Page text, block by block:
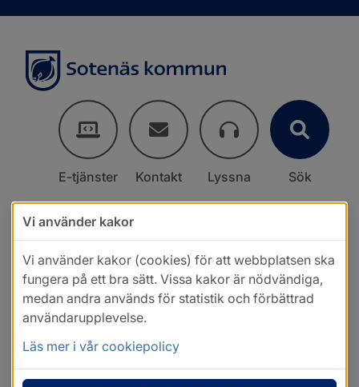
E-tjänster Kontakt Lyssna Sök
Vi använder kakor
Vi använder kakor (cookies) för att webbplatsen ska
fungera på ett bra sätt. Vissa kakor är nödvändiga,
medan andra används för statistik och förbättrad
användarupplevelse.
Läs mer i vår cookiepolicy